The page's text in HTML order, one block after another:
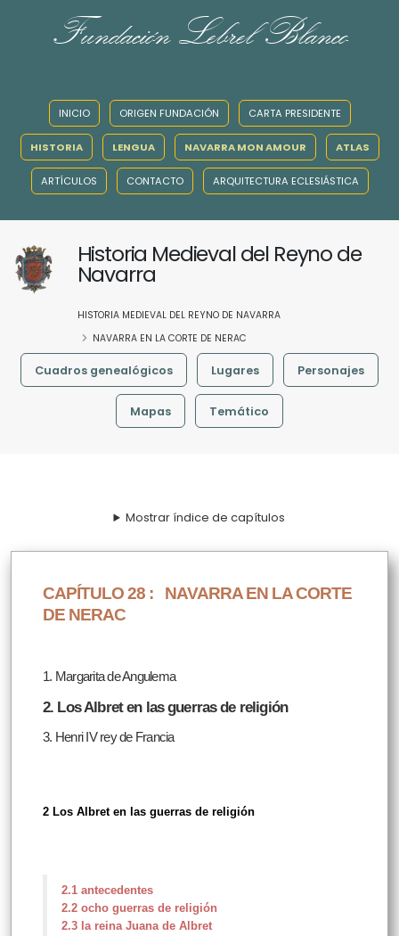
Fundación Lebrel Blanco
INICIO ORIGEN FUNDACIÓN CARTA PRESIDENTE
HISTORIA LENGUA NAVARRA MON AMOUR ATLAS
ARTÍCULOS CONTACTO ARQUITECTURA ECLESIÁSTICA
Historia Medieval del Reyno de
Navarra
HISTORIA MEDIEVAL DEL REYNO DE NAVARRA
NAVARRA EN LA CORTE DE NERAC
Cuadros genealógicos Lugares Personajes
Mapas Temático
Mostrar índice de capítulos
CAPÍTULO 28 : NAVARRA EN LA CORTE
DE NERAC
1. Margarita de Angulema
2. Los Albret en las guerras de religión
3. Henri IV rey de Francia
2 Los Albret en las guerras de religión
2.1 antecedentes
2.2 ocho guerras de religión
2.3 la reina Juana de Albret